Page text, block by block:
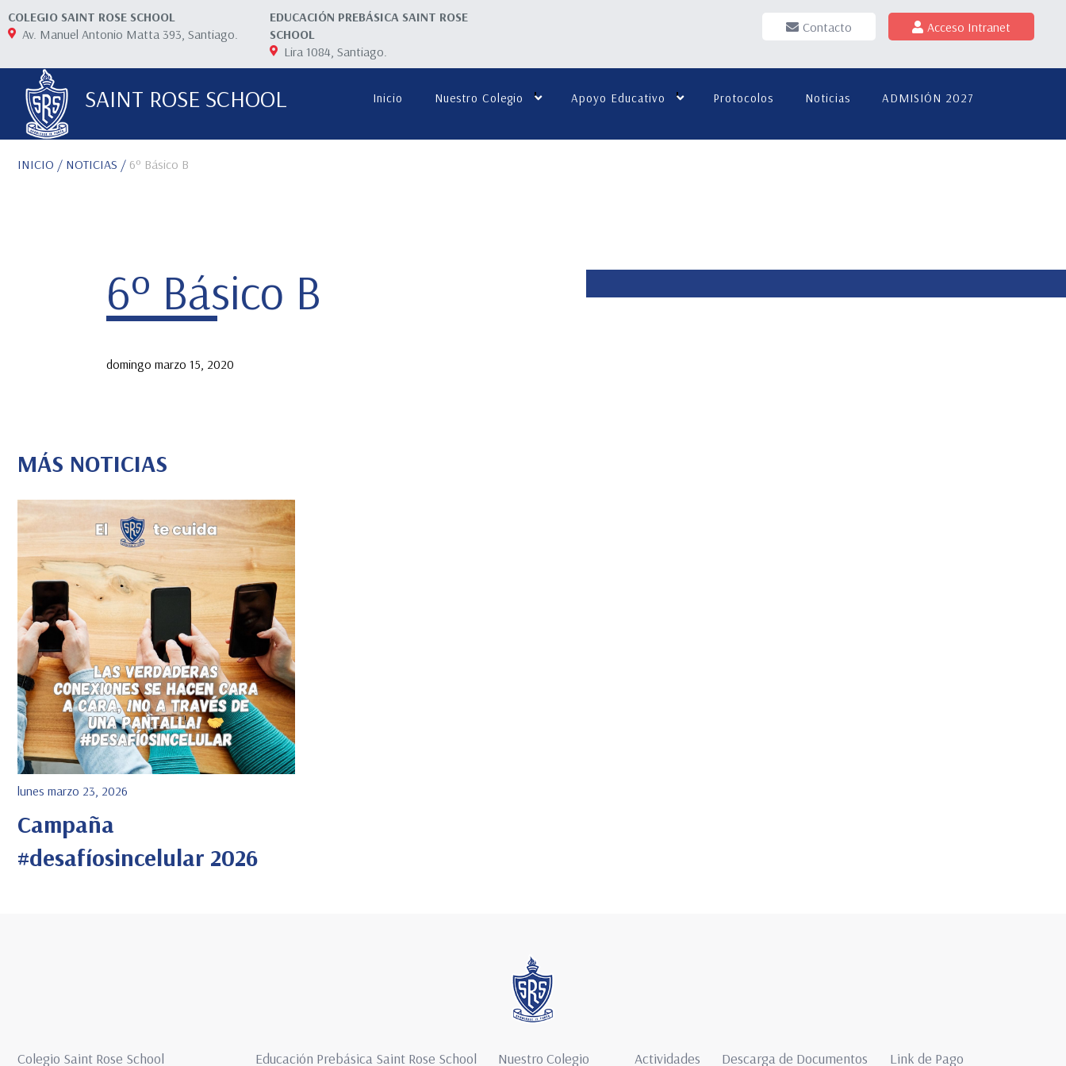
COLEGIO SAINT ROSE SCHOOL
Av. Manuel Antonio Matta 393, Santiago.
EDUCACIÓN PREBÁSICA SAINT ROSE
SCHOOL
Lira 1084, Santiago.
Contacto Acceso Intranet
SAINT ROSE SCHOOL Inicio Nuestro Colegio Apoyo Educativo Protocolos Noticias ADMISIÓN 2027
INICIO / NOTICIAS / 6º Básico B
6º Básico B
domingo marzo 15, 2020
MÁS NOTICIAS
lunes marzo 23, 2026
Campaña
#desafíosincelular 2026
Colegio Saint Rose School Educación Prebásica Saint Rose School Nuestro Colegio Actividades Descarga de Documentos Link de Pago